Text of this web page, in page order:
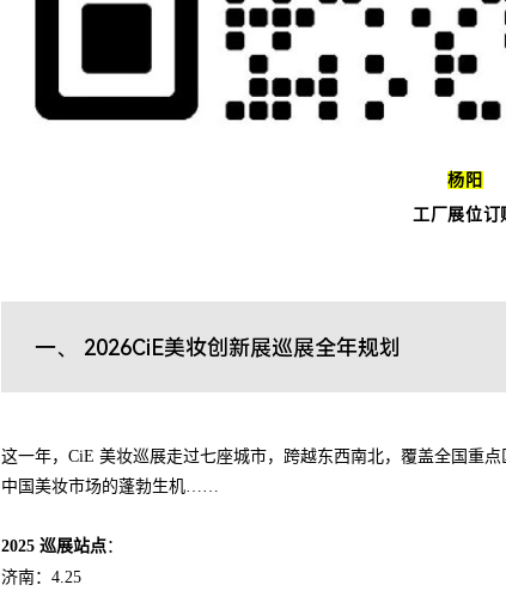
杨阳
工厂展位订
一、 2026CiE美妆创新展巡展全年规划
这一年，CiE 美妆巡展走过七座城市，跨越东西南北，覆盖全国重
中国美妆市场的蓬勃生机……
2025 巡展站点：
济南：4.25